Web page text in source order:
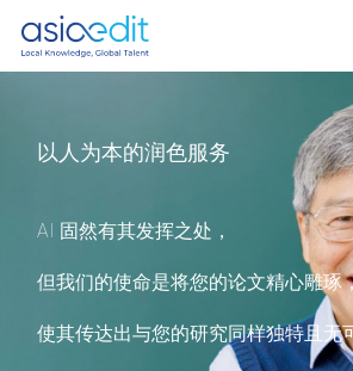
以人为本的润色服务
AI 固然有其发挥之处，
但我们的使命是将您的论文精心雕琢
使其传达出与您的研究同样独特且无